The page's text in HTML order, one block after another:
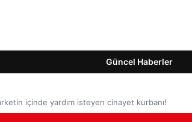
Güncel Haberler
içinde yardım isteyen cinayet kurbanı!